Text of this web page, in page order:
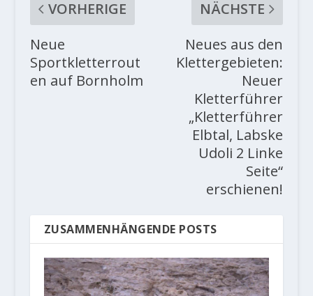
VORHERIGE
Neue
Sportkletterrout
en auf Bornholm
NÄCHSTE
Neues aus den
Klettergebieten:
Neuer
Kletterführer
„Kletterführer
Elbtal, Labske
Udoli 2 Linke
Seite“
erschienen!
ZUSAMMENHÄNGENDE POSTS